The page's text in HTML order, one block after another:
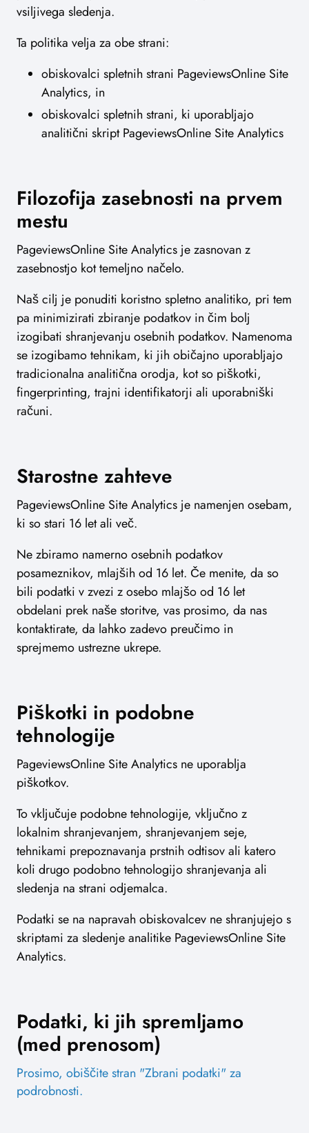
vsiljivega sledenja.
Ta politika velja za obe strani:
obiskovalci spletnih strani PageviewsOnline Site
Analytics, in
obiskovalci spletnih strani, ki uporabljajo
analitični skript PageviewsOnline Site Analytics
Filozofija zasebnosti na prvem
mestu
PageviewsOnline Site Analytics je zasnovan z
zasebnostjo kot temeljno načelo.
Naš cilj je ponuditi koristno spletno analitiko, pri tem
pa minimizirati zbiranje podatkov in čim bolj
izogibati shranjevanju osebnih podatkov. Namenoma
se izogibamo tehnikam, ki jih običajno uporabljajo
tradicionalna analitična orodja, kot so piškotki,
fingerprinting, trajni identifikatorji ali uporabniški
računi.
Starostne zahteve
PageviewsOnline Site Analytics je namenjen osebam,
ki so stari 16 let ali več.
Ne zbiramo namerno osebnih podatkov
posameznikov, mlajših od 16 let. Če menite, da so
bili podatki v zvezi z osebo mlajšo od 16 let
obdelani prek naše storitve, vas prosimo, da nas
kontaktirate, da lahko zadevo preučimo in
sprejmemo ustrezne ukrepe.
Piškotki in podobne
tehnologije
PageviewsOnline Site Analytics ne uporablja
piškotkov.
To vključuje podobne tehnologije, vključno z
lokalnim shranjevanjem, shranjevanjem seje,
tehnikami prepoznavanja prstnih odtisov ali katero
koli drugo podobno tehnologijo shranjevanja ali
sledenja na strani odjemalca.
Podatki se na napravah obiskovalcev ne shranjujejo s
skriptami za sledenje analitike PageviewsOnline Site
Analytics.
Podatki, ki jih spremljamo
(med prenosom)
Prosimo, obiščite stran "Zbrani podatki" za
podrobnosti.